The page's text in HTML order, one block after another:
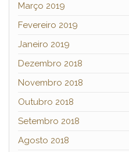
Março 2019
Fevereiro 2019
Janeiro 2019
Dezembro 2018
Novembro 2018
Outubro 2018
Setembro 2018
Agosto 2018